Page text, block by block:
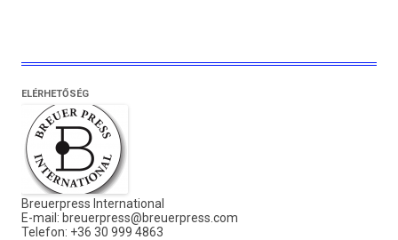
ELÉRHETŐSÉG
Breuerpress International
E-mail: breuerpress@breuerpress.com
Telefon: +36 30 999 4863